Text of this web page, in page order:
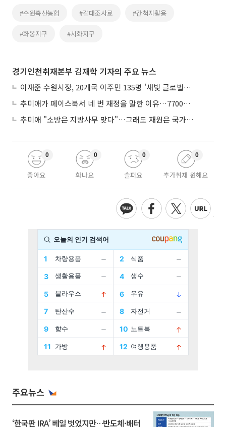
#수원축산농협 #갈대조사료 #간척지활용
#화옹지구 #시화지구
경기인천취재본부 김재학 기자의 주요 뉴스
이재준 수원시장, 20개국 이주민 135명 '새빛 글로벌프렌즈' 위촉
추미애가 페이스북서 네 번 재정을 말한 이유…7700억 추경 열쇠는 도의회에
추미애 "소방은 지방사무 맞다"…그래도 재원은 국가가 나눠야
좋아요
0
화나요
0
슬퍼요
0
추가취재 원해요
0
주요뉴스
‘한국판 IRA’ 베일 벗었지만…반도체·배터